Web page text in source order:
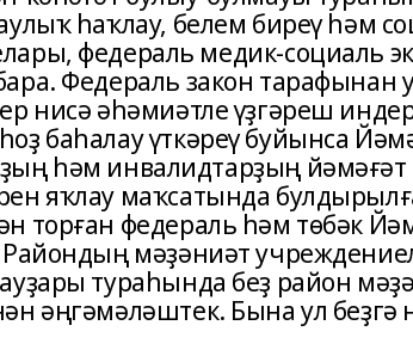
һаҡлау, белем биреү һәм
федераль медик-социаль
Федераль закон тарафынан
нисә әһәмиәтле үҙгәреш
баһалау үткәреү буйынса
һәм инвалидтарҙың
яҡлау маҡсатында
торған федераль һәм төбәк
Райондың мәҙәниәт
тураһында беҙ район
әңгәмәләштек. Бына ул беҙгә